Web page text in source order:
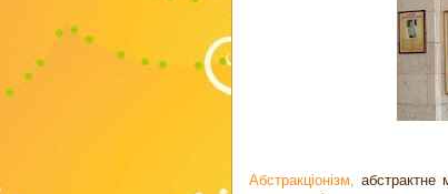
Абстракціонізм,
абстрактне